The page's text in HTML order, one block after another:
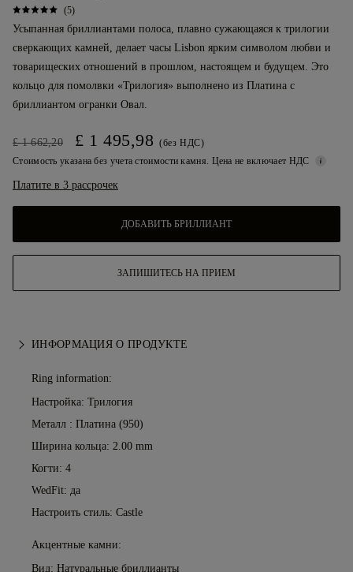
(5)
Усыпанная бриллиантами полоса, плавно сужающаяся к трилогии
сверкающих камней, делает часы Lisbon ярким символом любви и
товарищеских отношений в прошлом, настоящем и будущем. Это
кольцо для помолвки «Трилогия» выполнено из Платина с
бриллиантом огранки Овал.
£ 1 662,20 £ 1 495,98(без НДС)
Стоимость указана без учета стоимости камня. Цена не включает НДС
Платите в 3 рассрочек
ДОБАВИТЬ БРИЛЛИАНТ
ЗАПИШИТЕСЬ НА ПРИЕМ
ИНФОРМАЦИЯ О ПРОДУКТЕ
Ring information:
Настройка: Трилогия
Металл : Платина (950)
Ширина кольца: 2.00 mm
Когти: 4
WedFit: да
Настроить стиль: Castle
Акцентные камни:
Вид: Натуральные бриллианты